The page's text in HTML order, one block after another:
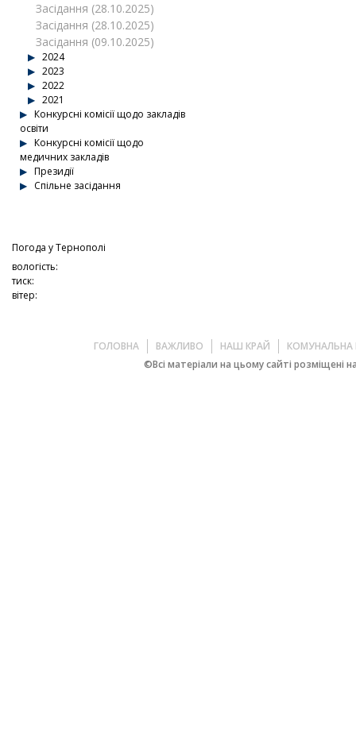
Засідання (28.10.2025)
Засідання (28.10.2025)
Засідання (09.10.2025)
2024
2023
2022
2021
Конкурсні комісії щодо закладів
освіти
Конкурсні комісії щодо
медичних закладів
Президії
Спільне засідання
Погода уТернополі
вологість:
тиск:
вітер:
ГОЛОВНА ВАЖЛИВО НАШ КРАЙ
КОМУНАЛЬНА
©Всі матеріали на цьому сайті розміщені